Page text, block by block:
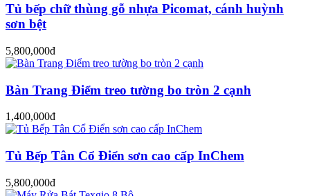
Tủ bếp chữ thùng gỗ nhựa Picomat, cánh huỳnh
sơn bệt
5,800,000đ
Bàn Trang Điểm treo tường bo tròn 2 cạnh
1,400,000đ
Tủ Bếp Tân Cổ Điển sơn cao cấp InChem
5,800,000đ